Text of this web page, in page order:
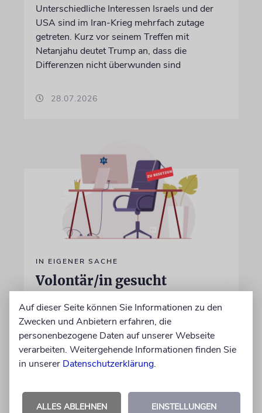
Unterschiedliche Interessen Israels und der
USA sind im Iran-Krieg mehrfach zutage
getreten. Kurz vor seinem Treffen mit
Netanjahu deutet Trump an, dass die
Differenzen nicht überwunden sind
28.07.2026
IN EIGENER SACHE
Volontär/in gesucht
Wir suchen zum 15. Oktober 2026 einen
Volontär (m/w/d) in Vollzeit
06.07.2026
Auf dieser Seite können Sie Informationen zu den
Zwecken und Anbietern erfahren, die
personenbezogene Daten auf unserer Webseite
verarbeiten. Weitergehende Informationen finden Sie
in unserer Datenschutzerklärung.
ALLES ABLEHNEN EINSTELLUNGEN